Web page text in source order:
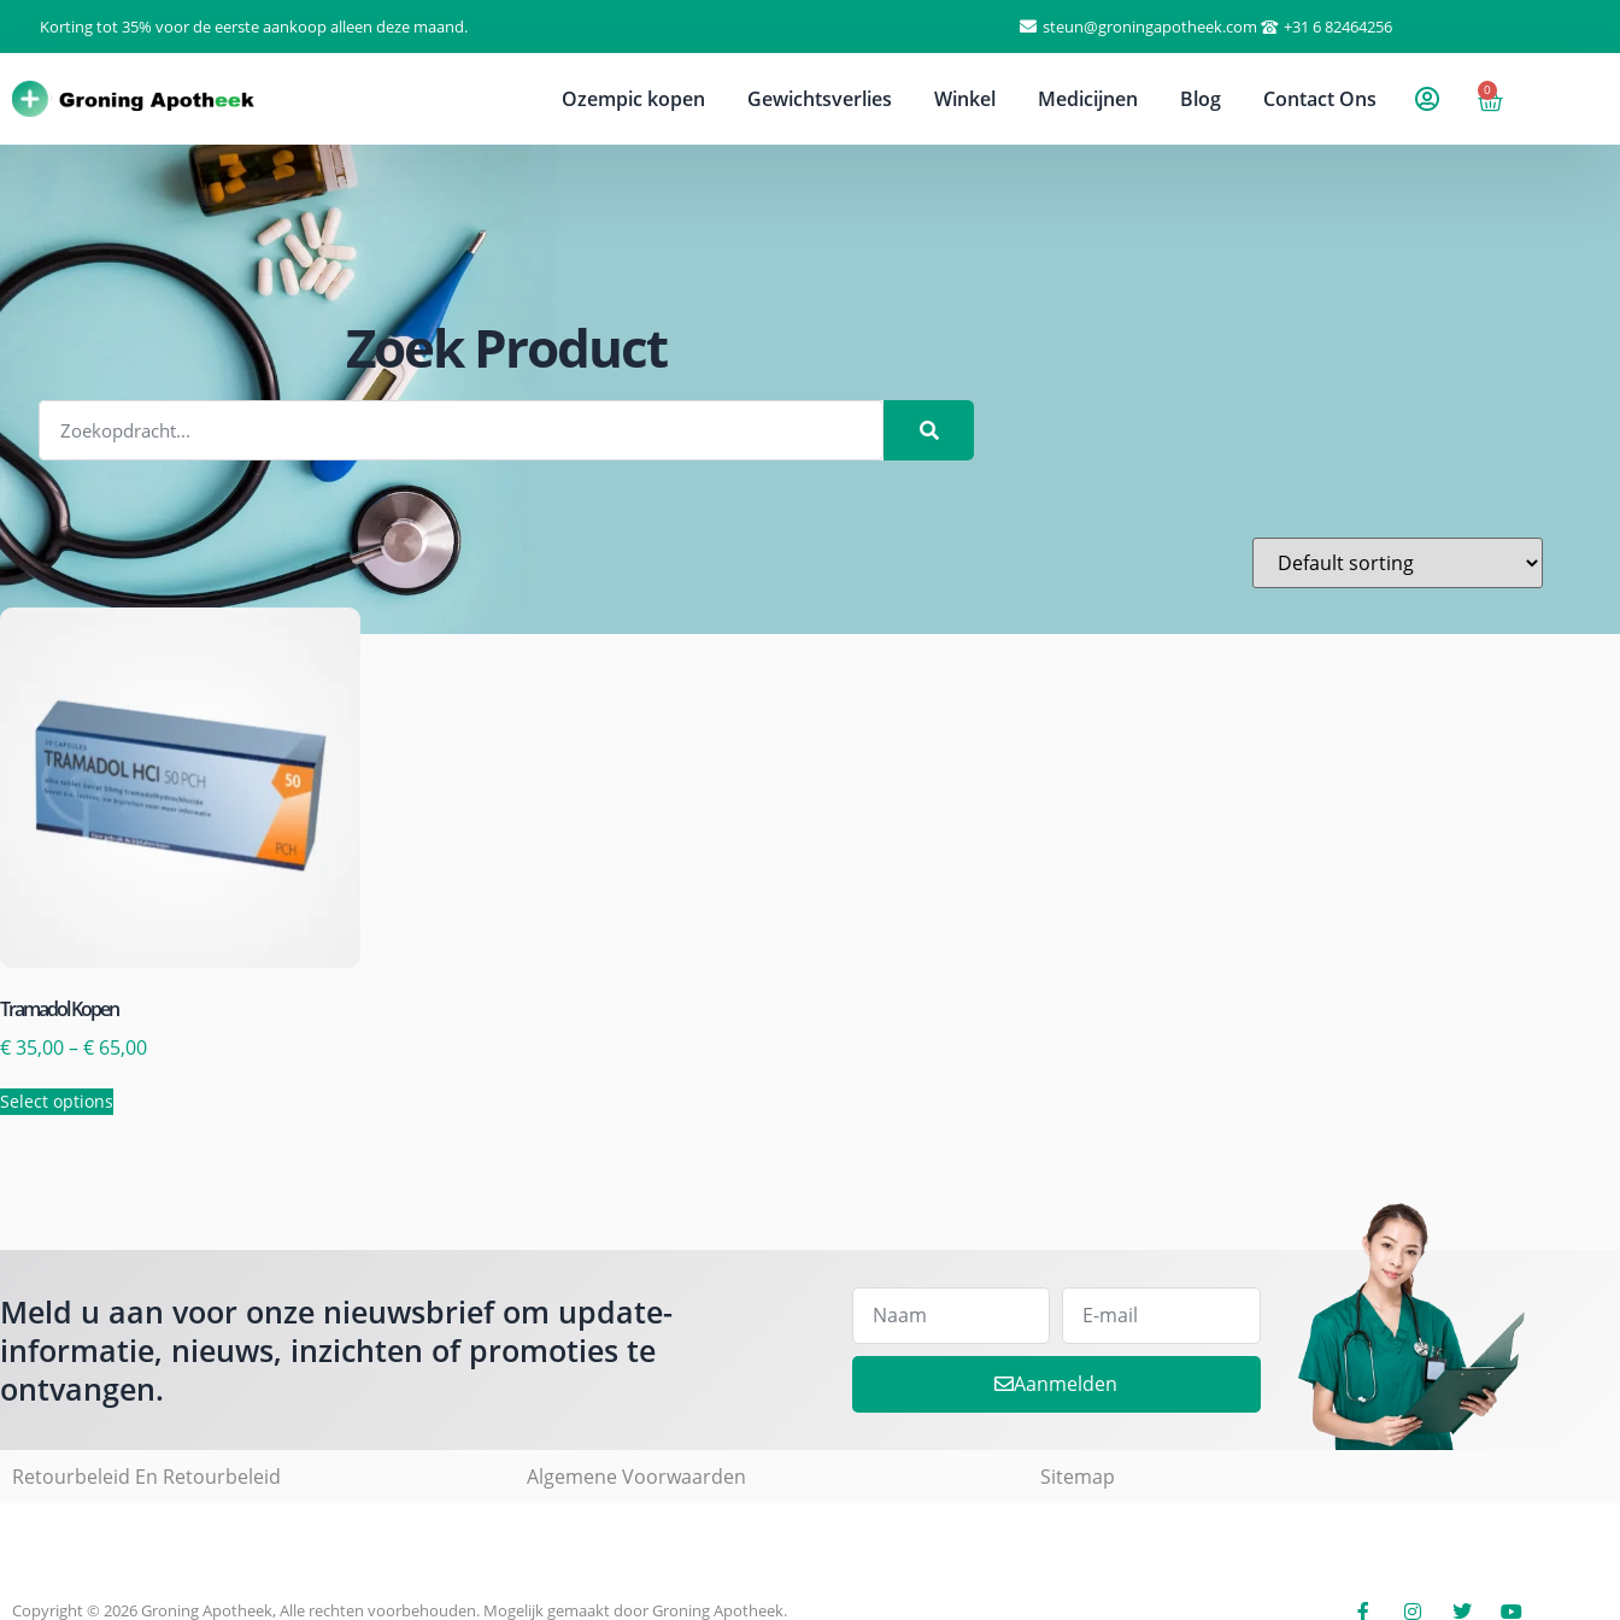
Korting tot 35% voor de eerste aankoop alleen deze maand. steun@groningapotheek.com +31 6 82464256
Ozempic kopen Gewichtsverlies Winkel Medicijnen Blog Contact Ons 0
Zoek Product
Tramadol Kopen
€35,00–€ 65,00
Select options
Meld u aan voor onze nieuwsbrief om update-
informatie, nieuws, inzichten of promoties te
ontvangen.
Aanmelden
Retourbeleid En Retourbeleid Algemene Voorwaarden Sitemap
Copyright © 2026 Groning Apotheek, Alle rechten voorbehouden. Mogelijk gemaakt door Groning Apotheek.